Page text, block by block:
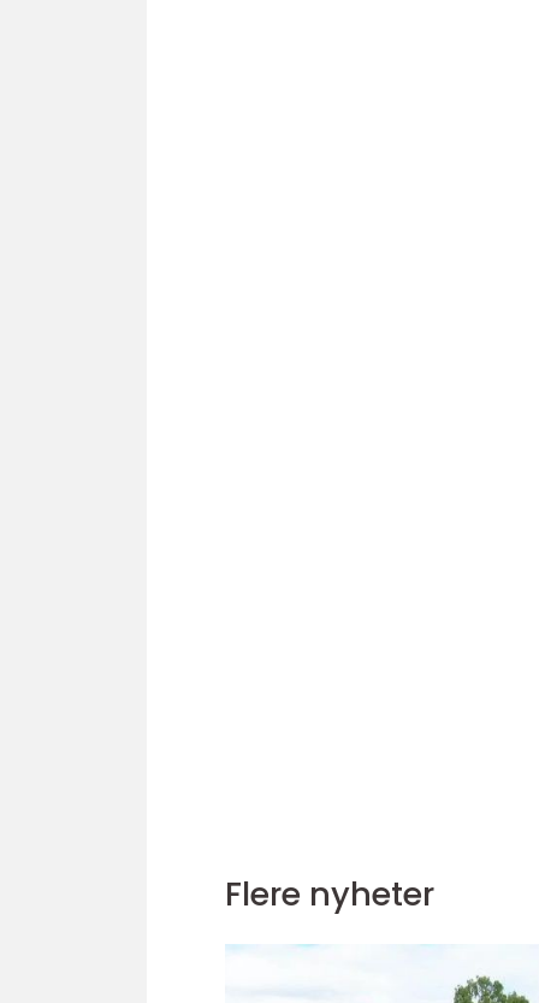
Flere nyheter